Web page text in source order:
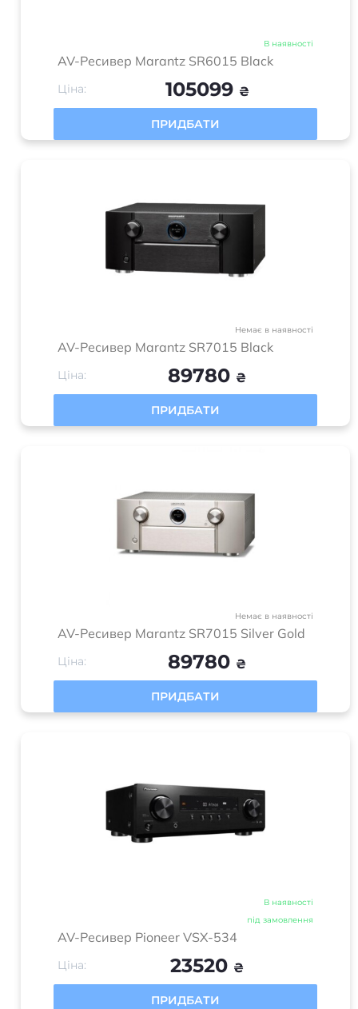
В наявності
AV-Ресивер Marantz SR6015 Black
Ціна: 105099 ₴
ПРИДБАТИ
Немає в наявності
AV-Ресивер Marantz SR7015 Black
Ціна: 89780 ₴
ПРИДБАТИ
Немає в наявності
AV-Ресивер Marantz SR7015 Silver Gold
Ціна: 89780 ₴
ПРИДБАТИ
В наявності
під замовлення
AV-Ресивер Pioneer VSX-534
Ціна: 23520 ₴
ПРИДБАТИ